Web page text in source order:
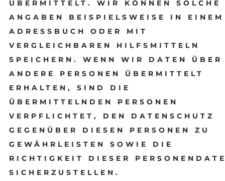
ÜBERMITTELT. WIR KÖNNEN SOLCHE
ANGABEN BEISPIELSWEISE IN EINEM
ADRESSBUCH ODER MIT
VERGLEICHBAREN HILFSMITTELN
SPEICHERN. WENN WIR DATEN ÜBER
ANDERE PERSONEN ÜBERMITTELT
ERHALTEN, SIND DIE
ÜBERMITTELNDEN PERSONEN
VERPFLICHTET, DEN DATENSCHUTZ
GEGENÜBER DIESEN PERSONEN ZU
GEWÄHRLEISTEN SOWIE DIE
RICHTIGKEIT DIESER
SICHERZUSTELLEN.